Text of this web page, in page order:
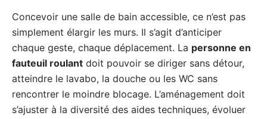
Concevoir une salle de bain accessible, ce n’est pas
simplement élargir les murs. Il s’agit d’anticiper
chaque geste, chaque déplacement. La personne en
fauteuil roulant doit pouvoir se diriger sans détour,
atteindre le lavabo, la douche ou les WC sans
rencontrer le moindre blocage. L’aménagement doit
s’ajuster à la diversité des aides techniques, évoluer